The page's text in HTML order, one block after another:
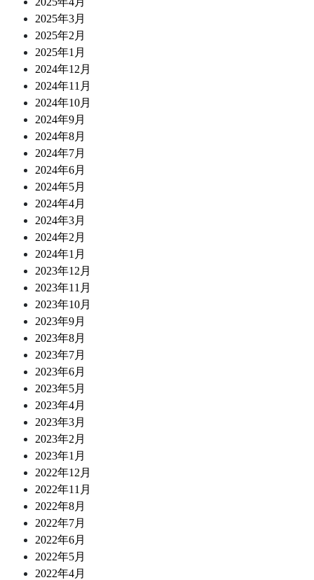
2025年3月
2025年2月
2025年1月
2024年12月
2024年11月
2024年10月
2024年9月
2024年8月
2024年7月
2024年6月
2024年5月
2024年4月
2024年3月
2024年2月
2024年1月
2023年12月
2023年11月
2023年10月
2023年9月
2023年8月
2023年7月
2023年6月
2023年5月
2023年4月
2023年3月
2023年2月
2023年1月
2022年12月
2022年11月
2022年8月
2022年7月
2022年6月
2022年5月
2022年4月